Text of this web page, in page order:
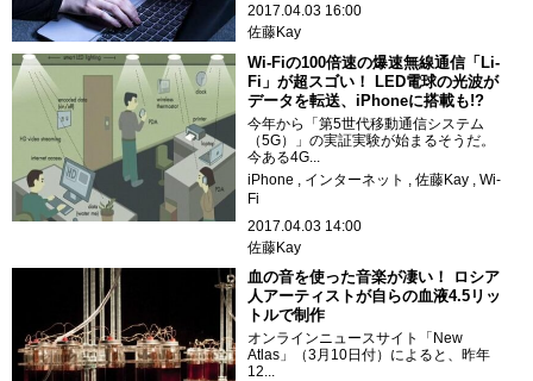
2017.04.03 16:00
佐藤Kay
Wi-Fiの100倍速の爆速無線通信「Li-
Fi」が超スゴい！ LED電球の光波が
データを転送、iPhoneに搭載も!?
今年から「第5世代移動通信システム
（5G）」の実証実験が始まるそうだ。
今ある4G...
iPhone
インターネット 佐藤Kay
Wi-
Fi
2017.04.03 14:00
佐藤Kay
血の音を使った音楽が凄い！ ロシア
人アーティストが自らの血液4.5リッ
トルで制作
オンラインニュースサイト「New
Atlas」（3月10日付）によると、昨年
12...